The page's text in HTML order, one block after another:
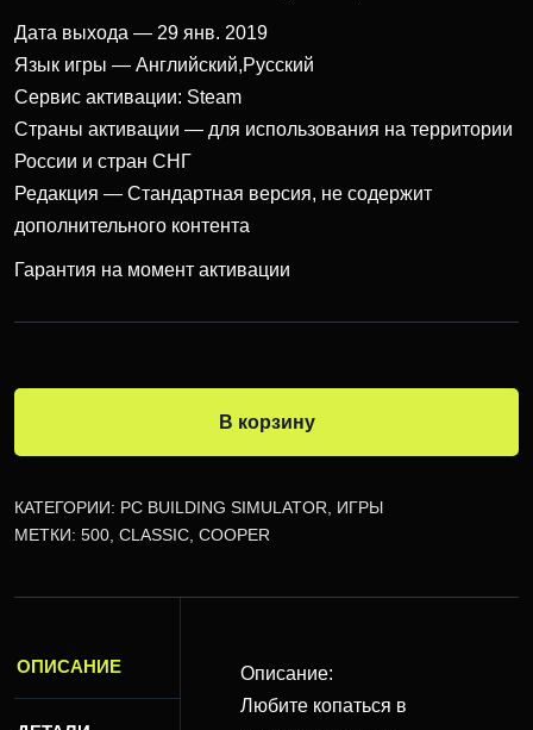
Дата выхода — 29 янв. 2019
Язык игры — Английский,Русский
Сервис активации: Steam
Страны активации — для использования на территории
России и стран СНГ
Редакция — Стандартная версия, не содержит
дополнительного контента
Гарантия на момент активации
В корзину
КАТЕГОРИИ: PC BUILDING SIMULATOR
ИГРЫ
МЕТКИ: 500 CLASSIC COOPER
ОПИСАНИЕ
Описание:
Любите копаться в